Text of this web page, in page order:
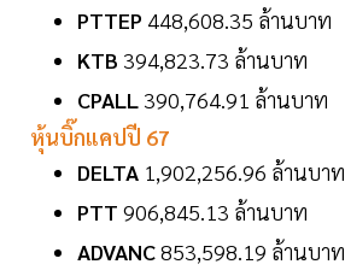
PTTEP 448,608.35 ล้านบาท
KTB 394,823.73 ล้านบาท
CPALL 390,764.91 ล้านบาท
หุ้นบิ๊กแคปปี 67
DELTA 1,902,256.96 ล้านบาท
PTT 906,845.13 ล้านบาท
ADVANC853,598.19 ล้านบาท